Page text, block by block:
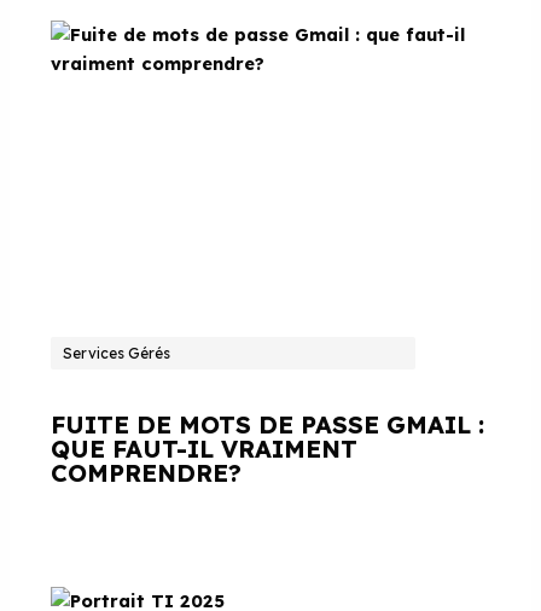
Services Gérés
FUITE DE MOTS DE PASSE GMAIL :
QUE FAUT-IL VRAIMENT
COMPRENDRE?